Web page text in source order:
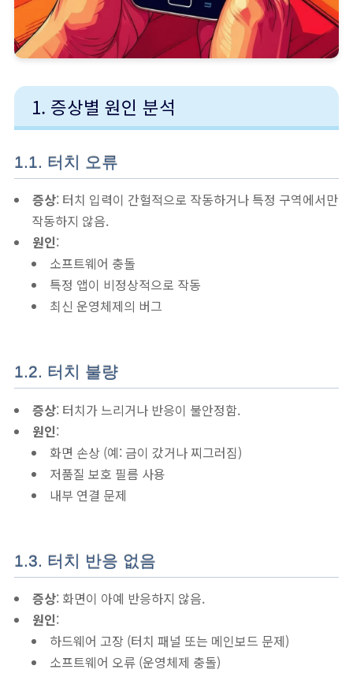
1. 증상별 원인 분석
1.1. 터치 오류
증상: 터치 입력이 간헐적으로 작동하거나 특정 구역에서만
작동하지 않음.
원인:
소프트웨어 충돌
특정 앱이 비정상적으로 작동
최신 운영체제의 버그
1.2. 터치 불량
증상: 터치가 느리거나 반응이 불안정함.
원인:
화면 손상 (예: 금이 갔거나 찌그러짐)
저품질 보호 필름 사용
내부 연결 문제
1.3. 터치 반응 없음
증상: 화면이 아예 반응하지 않음.
원인:
하드웨어 고장 (터치 패널 또는 메인보드 문제)
소프트웨어 오류 (운영체제 충돌)